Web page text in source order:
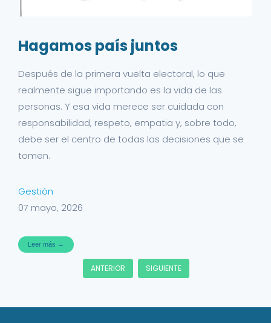
Hagamos país juntos
Después de la primera vuelta electoral, lo que
realmente sigue importando es la vida de las
personas. Y esa vida merece ser cuidada con
responsabilidad, respeto, empatia y, sobre todo,
debe ser el centro de todas las decisiones que se
tomen.
Gestión
07 mayo, 2026
Leer más →
ANTERIOR SIGUIENTE